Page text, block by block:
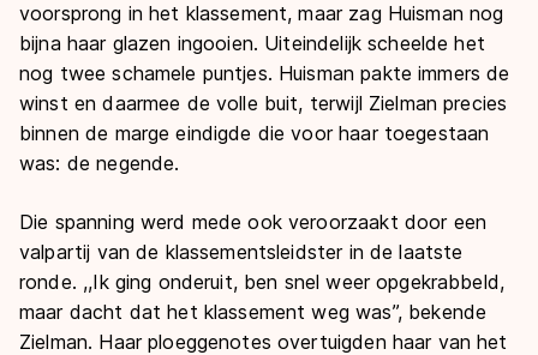
voorsprong in het klassement, maar zag Huisman nog
bijna haar glazen ingooien. Uiteindelijk scheelde het
nog twee schamele puntjes. Huisman pakte immers de
winst en daarmee de volle buit, terwijl Zielman precies
binnen de marge eindigde die voor haar toegestaan
was: de negende.
Die spanning werd mede ook veroorzaakt door een
valpartij van de klassementsleidster in de laatste
ronde. ,,Ik ging onderuit, ben snel weer opgekrabbeld,
maar dacht dat het klassement weg was’’, bekende
Zielman. Haar ploeggenotes overtuigden haar van het